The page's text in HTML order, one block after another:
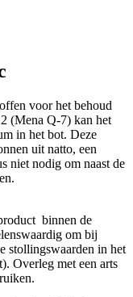
voor het behoud
(Mena Q-7) kan het
in het bot. Deze
uit natto, een
niet nodig om naast de
binnen de
om bij
stollingswaarden in het
Overleg met een arts